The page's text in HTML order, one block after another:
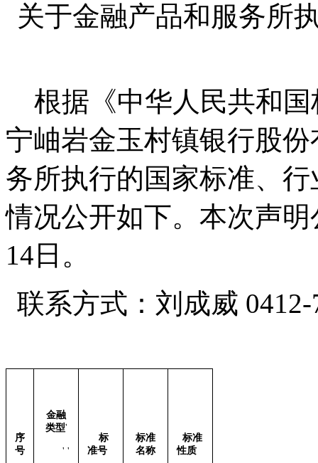
关于金融产品和服务所
根据《中华人民共和
宁岫岩金玉村镇银行股
务所执行的国家标准、
情况公开如下。本次声
14 日。
联系方式：刘成威 0412-
序
号
金融
类型'
' '
标
准号
标准
名称
标准
性质